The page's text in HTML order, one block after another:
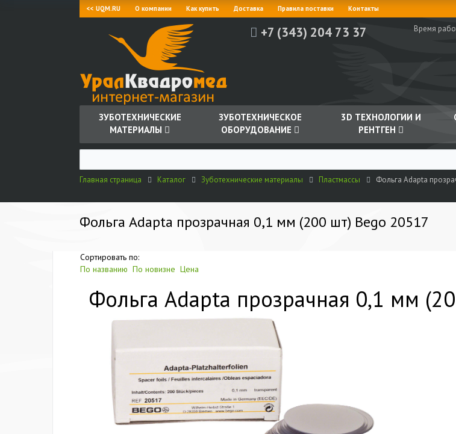
<< UQM.RU О компании Как купить Доставка Правила поставки Контакты
+7 (343) 204 73 37 Время
ЗУБОТЕХНИЧЕСКИЕ
МАТЕРИАЛЫ
ЗУБОТЕХНИЧЕСКОЕ
ОБОРУДОВАНИЕ
3D ТЕХНОЛОГИИ И
РЕНТГЕН
Главная страница Каталог Зуботехнические материалы Пластмассы Фольга Adapta
Фольга Adapta прозрачная 0,1 мм (200 шт) Bego 20517
Сортировать по:
По названию По новизне Цена
Фольга Adapta прозрачная 0,1 мм